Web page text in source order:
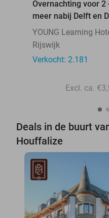
Overnachting voor 2
meer nabij Delft en
YOUNG Learning
Rijswijk
Verkocht: 2.181
Excl. ca.
Deals in de buurt
Houffalize